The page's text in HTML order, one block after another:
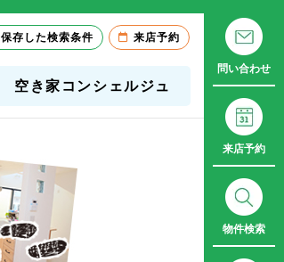
空き家コンシェルジュ
問い合わせ
来店予約
物件検索
保存した検索条件 来店予約